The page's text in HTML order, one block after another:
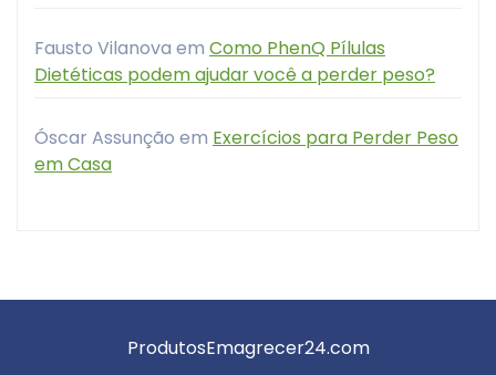
Fausto Vilanova em Como PhenQ Pílulas
Dietéticas podem ajudar você a perder peso?
Óscar Assunção em Exercícios para Perder Peso
em Casa
ProdutosEmagrecer24.com